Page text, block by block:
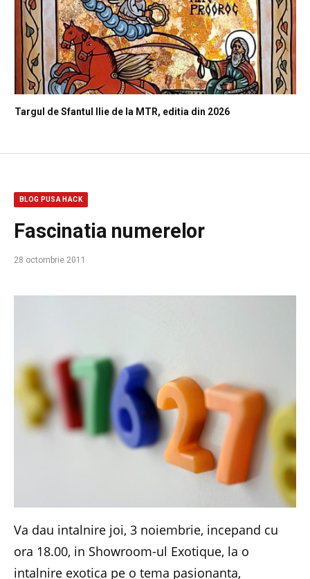
Targul de Sfantul Ilie de la MTR, editia din 2026
BLOG PUSA HACK
Fascinatia numerelor
28 octombrie 2011
Va dau intalnire joi, 3 noiembrie, incepand cu
ora 18.00, in Showroom-ul Exotique, la o
intalnire exotica pe o tema pasionanta,